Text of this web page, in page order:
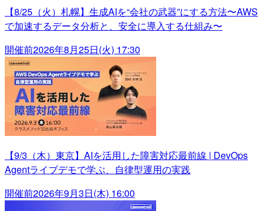
【8/25（火）札幌】生成AIを“会社の武器”にする方法〜AWS
で加速するデータ分析と、安全に導入する仕組み〜
開催前2026年8月25日(火) 17:30
【9/3（木）東京】AIを活用した障害対応最前線 | DevOps
Agentライブデモで学ぶ、自律型運用の実践
開催前2026年9月3日(木) 16:00